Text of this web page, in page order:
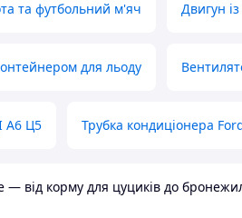
та футбольний м'яч Двигун
для льоду
А6 Ц5 Трубка кондиціонера
корму для цуциків до